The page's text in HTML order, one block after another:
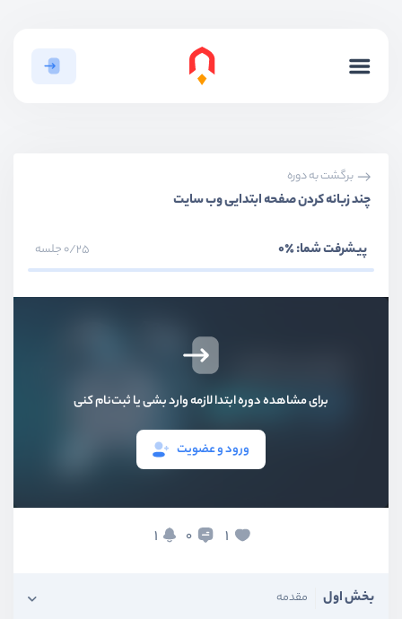
برگشت به دوره
چند زبانه کردن صفحه ابتدایی وب سایت
پیشرفت شما:٪0 0/25 جلسه
برای مشاهده دوره ابتدا لازمه وارد بشی یا ثبت‌نام کنی
ورود و عضویت
1
0
1
بخش اول مقدمه